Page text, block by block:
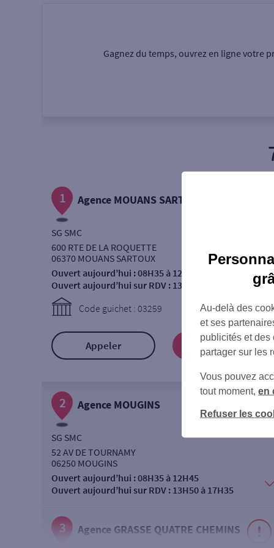
Autour de moi
Gagnez du temps, ouvrez en ligne votre
1 Agence MOUANS SARTOUX ROQ
SG SMC
600 RTE DE LA ROQUETTE
06370 MOUANS SARTOUX
Ouvert aujourd’hui :08H35 à 12H45
Ouvert aujourd’hui sur RDV : 13H50 à 17H35
Code guichet : 03259
Appeler Prendre RDV
2 Agence MOUGINS
SG SMC
52 AV DE TOURNAMY
06250 MOUGINS
Ouvert aujourd’hui :08H35 à 12H45
Ouvert aujourd’hui sur RDV : 13H50 à 17H35
3 Agence GRASSE QUATRE CHEMINS
Au-delà des
et ses
publicités et des
partager sur les
Vous pouvez
tout moment, en
Refuser les